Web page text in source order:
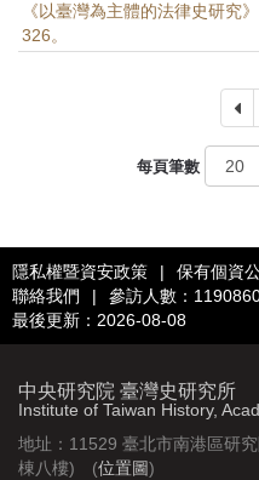
《以臺灣為主體的法律史研究
326。
上
一
頁
每頁筆數
隱私權暨資安政策 | 保有個資
聯絡我們
| 參訪人數：
最後更新：2026-08-08
中央研究院 臺灣史研究所
Institute of Taiwan History,
地址：11529 臺北市南港區研
棟八樓) (位置圖)